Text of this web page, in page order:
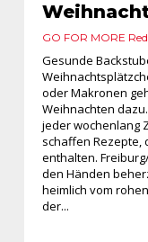
GO FOR MORE
Gesunde
oder Makronen
Weihnachten
jeder wochenlang
schaffen Rezepte,
enthalten.
den Händen
heimlich vom
der...